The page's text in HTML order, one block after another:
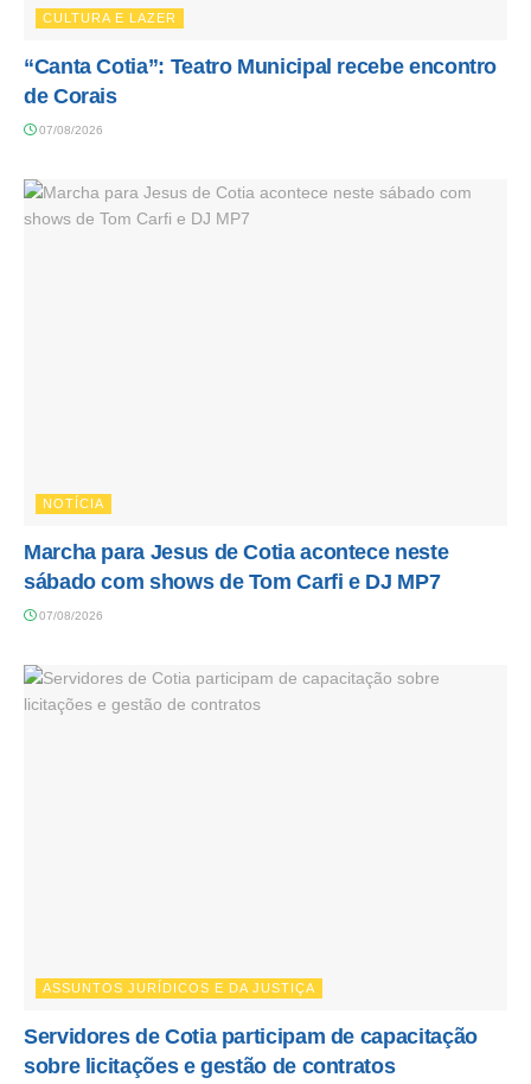
CULTURA E LAZER
“Canta Cotia”: Teatro Municipal recebe encontro
de Corais
07/08/2026
NOTÍCIA
Marcha para Jesus de Cotia acontece neste
sábado com shows de Tom Carfi e DJ MP7
07/08/2026
ASSUNTOS JURÍDICOS E DA JUSTIÇA
Servidores de Cotia participam de capacitação
sobre licitações e gestão de contratos